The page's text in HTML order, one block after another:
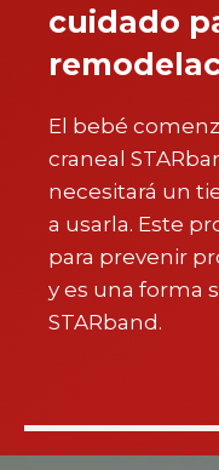
cuidado
El bebé
craneal
necesitará un
a usarla. Este
para prevenir
y es una forma
STARband.